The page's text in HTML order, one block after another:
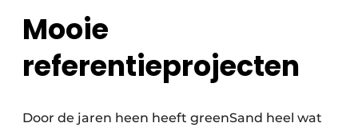
Mooie
referentieprojecten
Door de jaren heen heeft greenSand heel wat